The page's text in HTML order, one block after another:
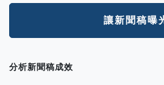
讓新聞稿曝
分析新聞稿成效